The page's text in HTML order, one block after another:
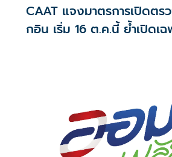
CAAT แจงมาตรการเปิดตรว
กอิน เริ่ม 16 ต.ค.นี้ ย้ำเปิดเ